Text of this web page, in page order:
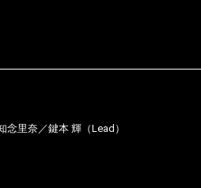
念里奈／鍵本 輝（Lead）